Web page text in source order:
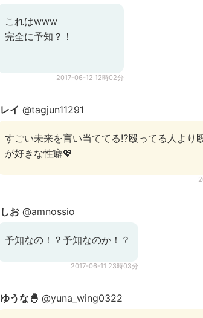
これはwww
完全に予知？！
2017-06-12 12時02分
レイ @tagjun11291
すごい未来を言い当ててる⁉殴ってる人より
が好きな性癖💖
しお @amnossio
予知なの！？予知なのか！？
2017-06-11 23時03分
ゆうな🐣 @yuna_wing0322